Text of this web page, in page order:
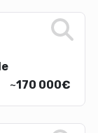
~170 000€